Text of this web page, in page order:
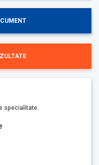
specialitate.